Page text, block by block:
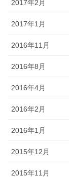
2017年2月
2017年1月
2016年11月
2016年8月
2016年4月
2016年2月
2016年1月
2015年12月
2015年11月